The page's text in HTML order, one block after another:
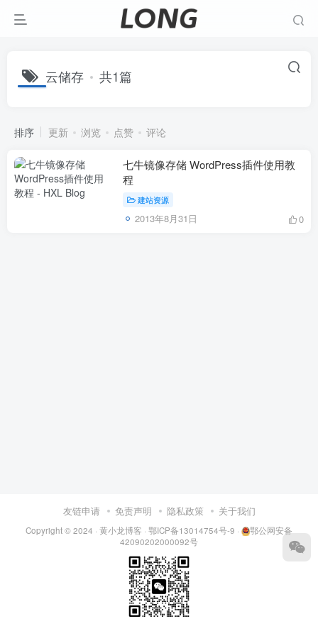
云储存 共1篇
排序 更新 浏览 点赞 评论
七牛镜像存储 WordPress插件使用教
程
建站资源
2013年8月31日 0
友链申请 免责声明 隐私政策 关于我们
Copyright © 2024 ·黄小龙博客 ·鄂ICP备13014754号-9 ·
鄂公网安备
42090202000092号